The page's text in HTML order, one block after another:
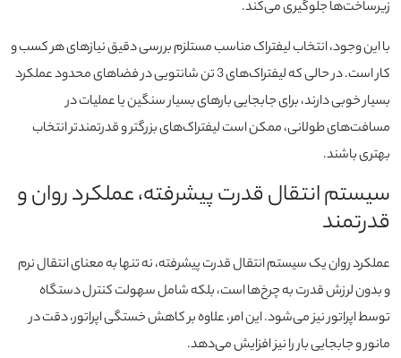
زیرساخت‌ها جلوگیری می‌کند.
با این وجود، انتخاب لیفتراک مناسب مستلزم بررسی دقیق نیازهای هر کسب و
کار است. در حالی که لیفتراک‌های 3 تن شانتویی در فضاهای محدود عملکرد
بسیار خوبی دارند، برای جابجایی بارهای بسیار سنگین یا عملیات در
مسافت‌های طولانی، ممکن است لیفتراک‌های بزرگتر و قدرتمندتر انتخاب
بهتری باشند.
سیستم انتقال قدرت پیشرفته، عملکرد روان و
قدرتمند
عملکرد روان یک سیستم انتقال قدرت پیشرفته، نه تنها به معنای انتقال نرم
و بدون لرزش قدرت به چرخ‌ها است، بلکه شامل سهولت کنترل دستگاه
توسط اپراتور نیز می‌شود. این امر، علاوه بر کاهش خستگی اپراتور، دقت در
مانور و جابجایی بار را نیز افزایش می‌دهد.